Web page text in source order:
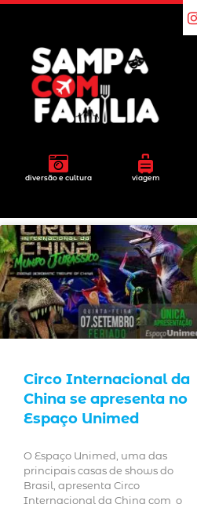
diversão e cultura viagem
Circo Internacional da
China se apresenta no
Espaço Unimed
O Espaço Unimed, uma das
principais casas de shows do
Brasil, apresenta Circo
Internacional da China com o